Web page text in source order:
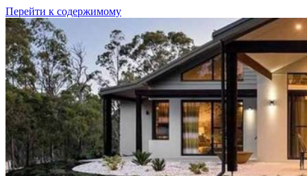
Перейти к содержимому